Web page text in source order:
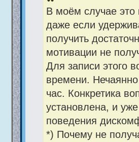
В моём случае
даже если
получить
мотивации не
Для записи этого
времени.
час. Конкретика
установлена, и
поведения
*) Почему не